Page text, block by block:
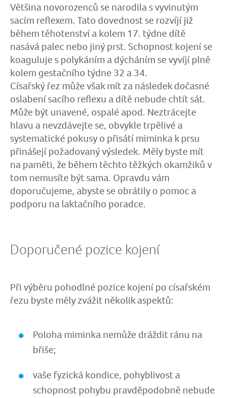
Většina novorozenců se narodila s vyvinutým
sacím reflexem. Tato dovednost se rozvíjí již
během těhotenství a kolem 17. týdne dítě
nasává palec nebo jiný prst. Schopnost kojení se
koaguluje s polykáním a dýcháním se vyvíjí plně
kolem gestačního týdne 32 a 34.
Císařský řez může však mít za následek dočasné
oslabení sacího reflexu a dítě nebude chtít sát.
Může být unavené, ospalé apod. Neztrácejte
hlavu a nevzdávejte se, obvykle trpělivé a
systematické pokusy o přisátí miminka k prsu
přinášejí požadovaný výsledek. Měly byste mít
na paměti, že během těchto těžkých okamžiků v
tom nemusíte být sama. Opravdu vám
doporučujeme, abyste se obrátily o pomoc a
podporu na laktačního poradce.
Doporučené pozice kojení
Při výběru pohodlné pozice kojení po císařském
řezu byste měly zvážit několik aspektů:
Poloha miminka nemůže dráždit ránu na
břiše;
vaše fyzická kondice, pohyblivost a
schopnost pohybu pravděpodobně nebude